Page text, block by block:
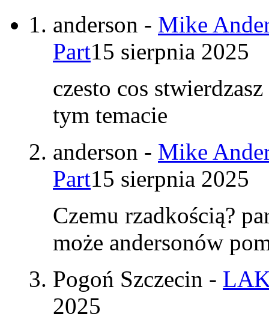
anderson - Mike
Part15 sierpnia 2025
czesto cos
tym temacie
anderson - Mike
Part15 sierpnia 2025
Czemu rzadkością?
może andersonów
Pogoń Szczecin -
2025